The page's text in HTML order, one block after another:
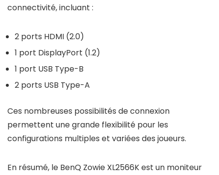
connectivité, incluant :
2 ports HDMI (2.0)
1 port DisplayPort (1.2)
1 port USB Type-B
2 ports USB Type-A
Ces nombreuses possibilités de connexion
permettent une grande flexibilité pour les
configurations multiples et variées des joueurs.
En résumé, le BenQ Zowie XL2566K est un moniteur